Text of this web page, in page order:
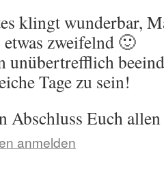
klingt wunderbar,
etwas zweifelnd 🙂
unübertrefflich
Tage zu sein!
Abschluss Euch
anmelden